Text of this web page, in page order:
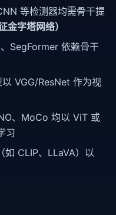
等检测器均需骨干提
金字塔网络）
SegFormer 依赖骨干
以 VGG/ResNet 作为视
、MoCo 均以 ViT 或
习
如 CLIP、LLaVA）以